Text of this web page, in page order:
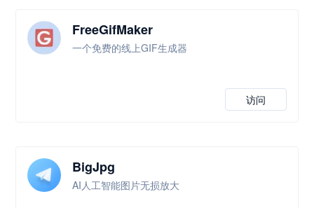
FreeGifMaker
一个免费的线上GIF生成器
访问
BigJpg
AI人工智能图片无损放大